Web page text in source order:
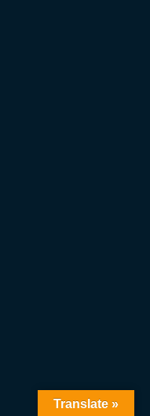
Translate »